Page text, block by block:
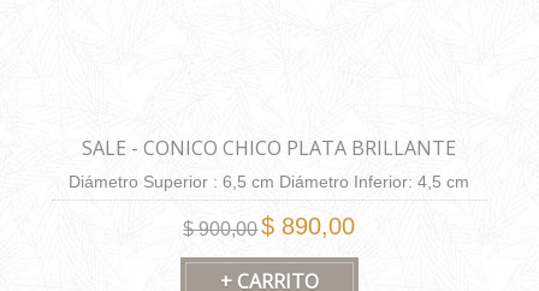
SALE - CONICO CHICO PLATA BRILLANTE
Diámetro Superior : 6,5 cm Diámetro Inferior: 4,5 cm
Altura: 6,5 cm Capacidad: 130 cm3.
$ 900,00$ 890,00